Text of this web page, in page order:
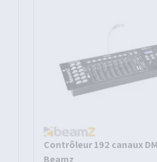
Contrôleur 192 canaux
Beamz